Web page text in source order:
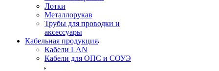
Лотки
Металлорукав
Трубы для проводки и
аксессуары
Кабельная продукция
Кабели LAN
Кабели для ОПС и СОУЭ